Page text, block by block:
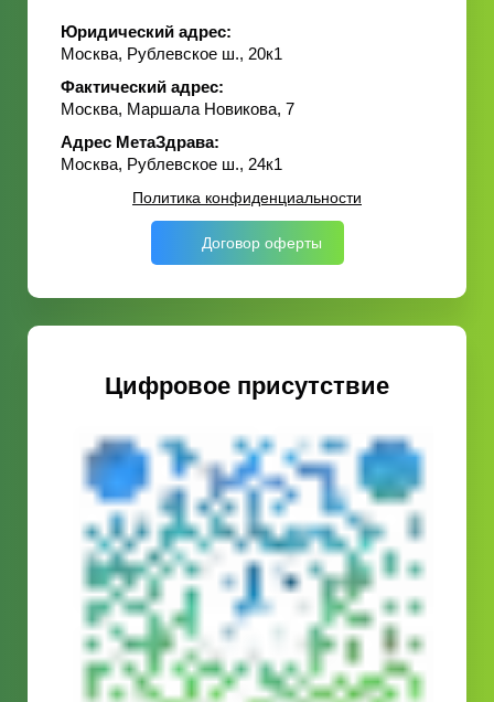
Юридический адрес:
Москва, Рублевское ш., 20к1
Фактический адрес:
Москва, Маршала Новикова, 7
Адрес МетаЗдрава:
Москва, Рублевское ш., 24к1
Политика конфиденциальности
Договор оферты
Цифровое присутствие